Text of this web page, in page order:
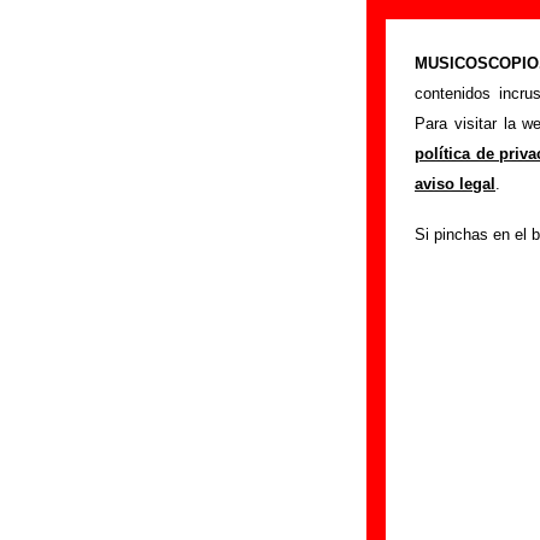
contenidos
Para visitar la
política de
aviso legal .
Si pinchas en el
Atom
Portada >Atom
Si tienes
siguiente
colaboración.
Nombre: